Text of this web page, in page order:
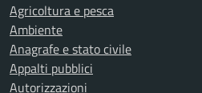
Agricoltura e pesca
Ambiente
Anagrafe e stato civile
Appalti pubblici
Autorizzazioni